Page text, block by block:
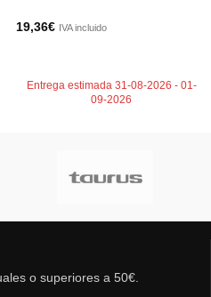
19,36€ IVA incluido
Entrega estimada 31-08-2026 - 01-
09-2026
o superiores a 50€.